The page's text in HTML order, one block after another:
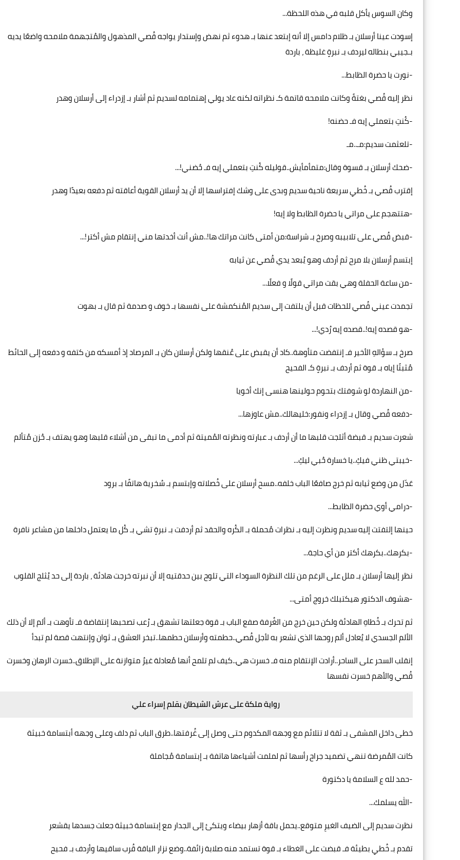
وكان السوس يأكل قلبه في هذه اللحظة...
إسودت عينا أرسلان بـ ظلام دامس إلا أنه إبتعد عنها بـ هدوء ثم نهض وإستدار يواجه قُصي المذهول والمُتجهمة ملامحه واضعًا يديه
بـجيبي بنطاله ليردف بـ نبرةٍ غليظة ، باردة
-نورت يا حضرة الظابط...
نظر إليه قُصي بغتةً وكانت ملامحه قاتمة كـ نظراته لكنه عاد يولي إهتمامه لسديم ثم أشار بـ إزدراء إلى أرسلان وهدر
-كُنتِ بتعملي إيه فـ حضنه!
-تلعثمت سديم:مـ..مـ
-ضحك أرسلان بـ قسوة وقال:متمأمأيش..قوليله كُنتِ بتعملي إيه فـ حُضني!...
إقترب قُصي بـ خُطىٍ سريعة ناحية سديم وبدى على وشك إفتراسها إلا أن يد أرسلان القوية أعاقته ثم دفعه بعيدًا وهدر
-هتتهجم على مراتي يا حضرة الظابط ولا إيه!
-قبض قُصي على تلابيبه وصرخ بـ شراسة:من أمتى كانت مراتك ها!..مش أنت أخدتها مني إنتقام مش أكتر!...
إبتسم أرسلان بلا مرح ثم أردف وهو يُبعد يدي قُصي عن ثيابه
-من ساعة الحفلة وهي بقت مراتي قولًا و فعلًا...
تجمدت عيني قُصي للحظات قبل أن يلتفت إلى سديم المُنكمشة على نفسها بـ خوف و صدمة ثم قال بـ بهوت
-هو قصده إيه!..قصده إيه رُدي!...
صرخ بـ سؤالهِ الأخير فـ إنتفضت متأوهة..كاد أن يقبض على عُنقها ولكن أرسلان كان بـ المرصاد إذ أمسكه من كتفه و دفعه إلى الحائط
مُثبتًا إياه بـ قوة ثم أردف بـ نبرةٍ كـ الفحيح
-من النهاردة لو شوفتك بتحوم حولينها هنسى إنك أخويا
-دفعه قُصي وقال بـ إزدراء ونفور:خليهالك..مش عاوزها...
شعرت سديم بـ قبضة أثلجت قلبها ما أن أردف بـ عبارته ونظرته المُميتة ثم أدمى ما تبقى من أشلاء قلبها وهو يهتف بـ حُزن مُتألم
-خيبتي ظني فيكِ..يا خسارة حُبي ليكِ...
عَدّل من وضع ثيابه ثم خرج صافعًا الباب خلفه..مسح أرسلان على خُصلاته وإبتسم بـ سُخرية هاتفًا بـ برود
-درامي أوي حضرة الظابط...
حينها إلتفتت إليه سديم ونظرت إليه بـ نظرات مُحملة بـ الكُره والحقد ثم أردفت بـ نبرةٍ تشي بـ كُل ما يعتمل داخلها من مشاعر نافرة
-بكرهك..بكرهك أكتر من أي حاجة...
نظر إليها أرسلان بـ ملل على الرغم من تلك النظرة السوداء التي تلوح بين حدقتيه إلا أن نبرته خرجت هادئة ، باردة إلى حد يُثلج القلوب
-هشوف الدكتور هيكتبلك خروج أمتى...
ثم تحرك بـ خُطاهِ الهادئة ولكن حين خرج من الغُرفة صفع الباب بـ قوة جعلتها تشهق بـ رُعب تصحبها إنتفاضة فـ تأوهت بـ ألم إلا أن ذلك
الألم الجسدي لا يُعادل ألم روحها الذي تشعر به لأجل قُصي..حطمته وأرسلان حطمها..تبخر العشق بـ ثوان وإنتهت قصة لم تبدأ
إنقلب السحر على الساحر..أرادت الإنتقام منه فـ خسرت هي..كيف لم تلمح أنها مُعادلة غيرُ متوازنة على الإطلاق..خسرت الرهان وخسرت
قُصي والأهم خسرت نفسها
رواية ملكة على عرش الشيطان بقلم إسراء علي
خطى داخل المشفى بـ ثقة لا تتلائم مع وجهه المكدوم حتى وصل إلى غُرفتها..طرق الباب ثم دلف وعلى وجهه أبتسامة خبيثة
كانت المُمرضة تنهي تضميد جراح رأسها ثم لملمت أشياءها هاتفة بـ إبتسامة مُجاملة
-حمد لله ع السلامة يا دكتورة
-الله يسلمك...
نظرت سديم إلى الضيف الغيرِ متوقع..يحمل باقة أزهار بيضاء ويتكئ إلى الجدار مع إبتسامة خبيثة جعلت جسدها يقشعر
تقدم بـ خُطىٍ بطيئة فـ قبضت على الغطاء بـ قوة تستمد منه صلابة زائفة..وضع نزار الباقة قُرب ساقيها وأردف بـ فحيح